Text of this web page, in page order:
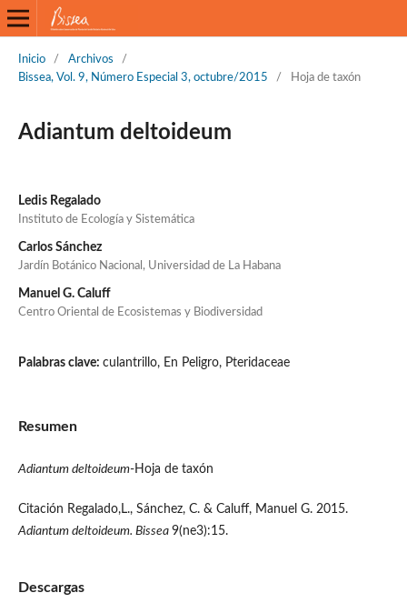
Inicio / Archivos
/
Bissea, Vol. 9, Número Especial 3, octubre/2015
/ Hoja de taxón
Adiantum deltoideum
Ledis Regalado
Instituto de Ecología y Sistemática
Carlos Sánchez
Jardín Botánico Nacional, Universidad de La Habana
Manuel G. Caluff
Centro Oriental de Ecosistemas y Biodiversidad
Palabras clave: culantrillo, En Peligro, Pteridaceae
Resumen
Adiantum deltoideum-Hoja de taxón
Citación Regalado,L., Sánchez, C. & Caluff, Manuel G. 2015.
Adiantum deltoideum. Bissea 9(ne3):15.
Descargas